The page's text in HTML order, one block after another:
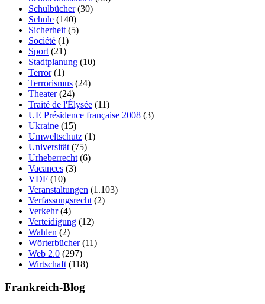
Schulbücher(30)
Schule (140)
Sicherheit (5)
Société (1)
Sport (21)
Stadtplanung (10)
Terror(1)
Terrorismus (24)
Theater(24)
Traité de l'Élysée (11)
UE Présidence française 2008 (3)
Ukraine (15)
Umweltschutz (1)
Universität (75)
Urheberrecht (6)
Vacances (3)
VDF (10)
Veranstaltungen (1.103)
Verfassungsrecht (2)
Verkehr(4)
Verteidigung (12)
Wahlen (2)
Wörterbücher(11)
Web 2.0 (297)
Wirtschaft (118)
Frankreich-Blog